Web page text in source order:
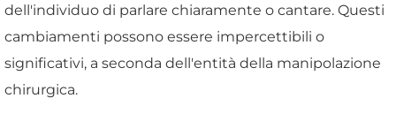
dell'individuo di parlare chiaramente o cantare. Questi
cambiamenti possono essere impercettibili o
significativi, a seconda dell'entità della manipolazione
chirurgica.